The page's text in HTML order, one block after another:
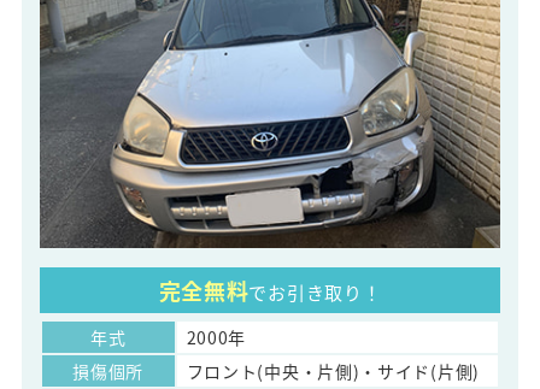
完全無料でお引き取り！
年式
2000年
損傷個所
フロント(中央・片側)・サイド(片側)